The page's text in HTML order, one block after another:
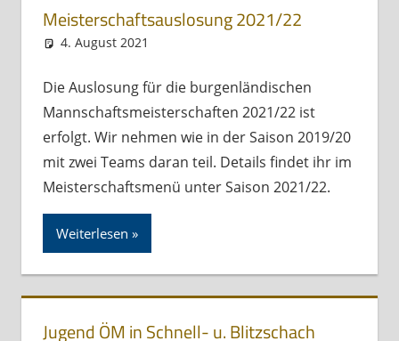
Meisterschaftsauslosung 2021/22
4. August 2021
Die Auslosung für die burgenländischen
Mannschaftsmeisterschaften 2021/22 ist
erfolgt. Wir nehmen wie in der Saison 2019/20
mit zwei Teams daran teil. Details findet ihr im
Meisterschaftsmenü unter Saison 2021/22.
Weiterlesen
Jugend ÖM in Schnell- u. Blitzschach